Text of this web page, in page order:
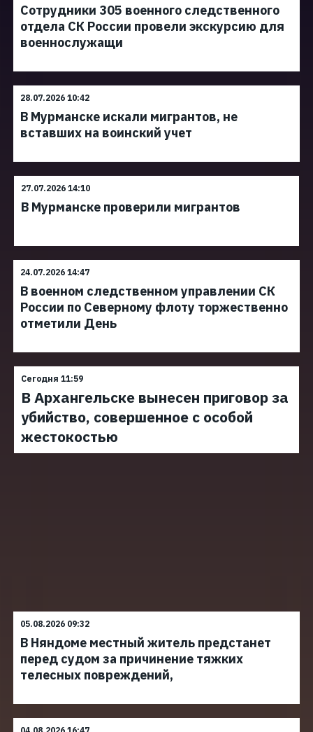
Сотрудники 305 военного следственного
отдела СК России провели экскурсию для
военнослужащи
28.07.2026 10:42
В Мурманске искали мигрантов, не
вставших на воинский учет
27.07.2026 14:10
В Мурманске проверили мигрантов
24.07.2026 14:47
В военном следственном управлении СК
России по Северному флоту торжественно
отметили День
Сегодня 11:59
В Архангельске вынесен приговор за
убийство, совершенное с особой
жестокостью
05.08.2026 09:32
В Няндоме местный житель предстанет
перед судом за причинение тяжких
телесных повреждений,